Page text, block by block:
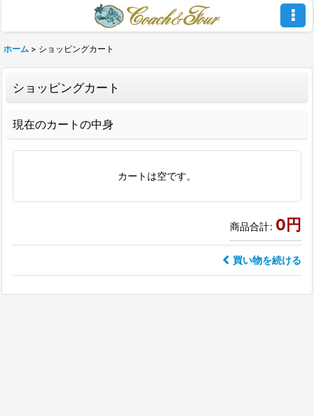
ホーム > ショッピングカート
ショッピングカート
現在のカートの中身
カートは空です。
商品合計: 0円
買い物を続ける